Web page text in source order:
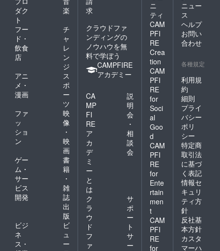
ラムの
一部に
支援者
様だけ
の特別
な花火
意し、
げさせ
ていた
だきま
す。詳
細につ
きまし
ては別
途ご案
内いた
しま
す。 ※
開催日
は2022
年1月1
（土）
午後６
時予
定。天
候によ
る順延
もあ
ダク
ト
楽
フー
ド・
飲食
店
チ
ャ
レ
ン
ジ
アニ
メ・
漫画
ス
ポ
ー
ツ
ファ
ッ
ショ
ン
映
像
・
映
画
ゲー
ム・
サー
ビス
開発
書
籍
・
雑
誌
出
版
ビジ
ネ
ス・
ビ
ュ
ー
求
クラウドファ
ンディングの
ノウハウを無
料で学ぼう
CAMPFIRE
アカデミー
CA
MP
FI
RE
ア
カ
デ
ミ
ー
と
は
説
明
会
・
相
談
会
ク
ラ
ウ
ド
フ
ァ
サ
ポ
ー
ト
サ
ー
ニ
ティ
CAM
PFI
RE
Crea
tion
CAM
PFI
RE
for
Soci
al
Goo
d
CAM
PFI
RE
for
Ente
rtain
men
t
CAM
PFI
RE
for
ニュー
ス
ヘルプ
お問い
合わせ
各種規定
利用規
約
細則
プライ
バシー
ポリ
シー
特定商
取引法
に基づ
く表記
情報セ
キュリ
ティ方
針
反社基
本方針
カスタ
マーハ